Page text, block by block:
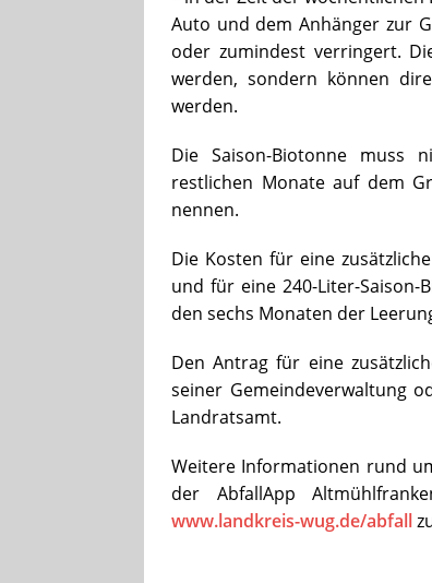
Auto und dem Anhänger zur
oder zumindest verringert.
werden, sondern können
werden.
Die Saison-Biotonne muss
restlichen Monate auf dem
nennen.
Die Kosten für eine
und für eine 240-Liter-
den sechs Monaten der
Den Antrag für eine
seiner Gemeindeverwaltung
Landratsamt.
Weitere Informationen rund
der AbfallApp
www.landkreis-wug.de/abfall